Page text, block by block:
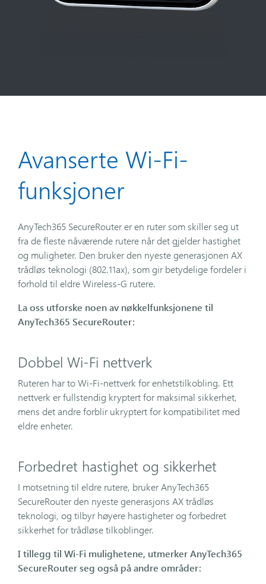
Avanserte Wi-Fi-
funksjoner
AnyTech365 SecureRouter er en ruter som skiller seg ut
fra de fleste nåværende rutere når det gjelder hastighet
og muligheter. Den bruker den nyeste generasjonen AX
trådløs teknologi (802.11ax), som gir betydelige fordeler i
forhold til eldre Wireless-G rutere.
La oss utforske noen av nøkkelfunksjonene til
AnyTech365 SecureRouter:
Dobbel Wi-Fi nettverk
Ruteren har to Wi-Fi-nettverk for enhetstilkobling. Ett
nettverk er fullstendig kryptert for maksimal sikkerhet,
mens det andre forblir ukryptert for kompatibilitet med
eldre enheter.
Forbedret hastighet og sikkerhet
I motsetning til eldre rutere, bruker AnyTech365
SecureRouter den nyeste generasjons AX trådløs
teknologi, og tilbyr høyere hastigheter og forbedret
sikkerhet for trådløse tilkoblinger.
I tillegg til Wi-Fi mulighetene, utmerker AnyTech365
SecureRouter seg også på andre områder: